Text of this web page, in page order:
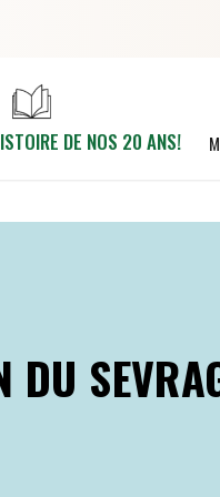
DE NOS 20 ANS!
DU